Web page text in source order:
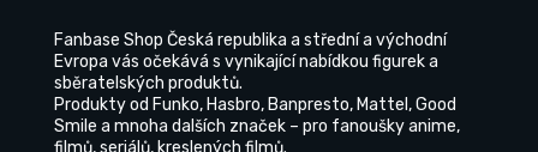
Fanbase Shop Česká republika a střední a východní
Evropa vás očekává s vynikající nabídkou figurek a
sběratelských produktů.
Produkty od Funko, Hasbro, Banpresto, Mattel, Good
Smile a mnoha dalších značek – pro fanoušky anime,
filmů, seriálů, kreslených filmů.